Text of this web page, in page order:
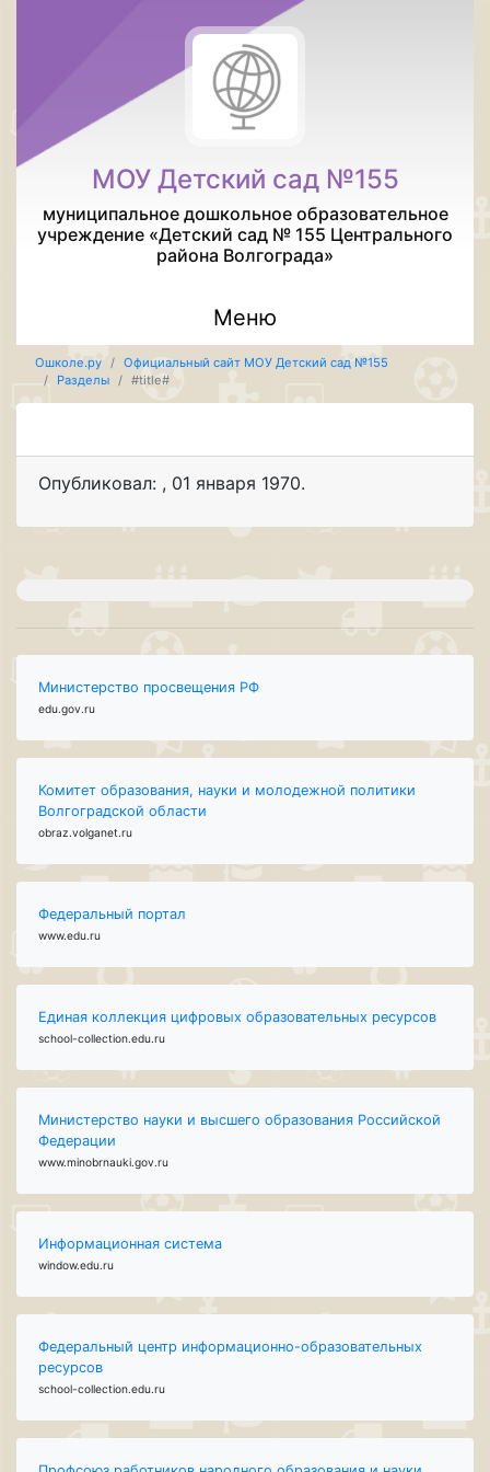
МОУ Детский сад №155
муниципальное дошкольное образовательное
учреждение «Детский сад № 155 Центрального
района Волгограда»
Меню
Ошколе.ру
Официальный сайт МОУ Детский сад №155
Разделы
#title#
Опубликовал: , 01 января 1970.
Министерство просвещения РФ
edu.gov.ru
Комитет образования, науки и молодежной политики
Волгоградской области
obraz.volganet.ru
Федеральный портал
www.edu.ru
Единая коллекция цифровых образовательных ресурсов
school-collection.edu.ru
Министерство науки и высшего образования Российской
Федерации
www.minobrnauki.gov.ru
Информационная система
window.edu.ru
Федеральный центр информационно-образовательных
ресурсов
school-collection.edu.ru